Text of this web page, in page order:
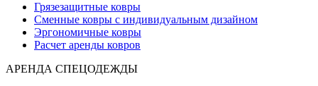
Грязезащитные ковры
Сменные ковры с индивидуальным дизайном
Эргономичные ковры
Расчет аренды ковров
АРЕНДА СПЕЦОДЕЖДЫ